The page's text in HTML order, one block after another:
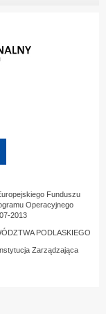
Funduszu
Operacyjnego
2013
PODLASKIEGO
Zarządzająca